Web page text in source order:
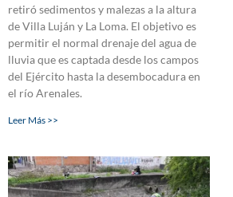
retiró sedimentos y malezas a la altura
de Villa Luján y La Loma. El objetivo es
permitir el normal drenaje del agua de
lluvia que es captada desde los campos
del Ejército hasta la desembocadura en
el río Arenales.
Leer Más >>